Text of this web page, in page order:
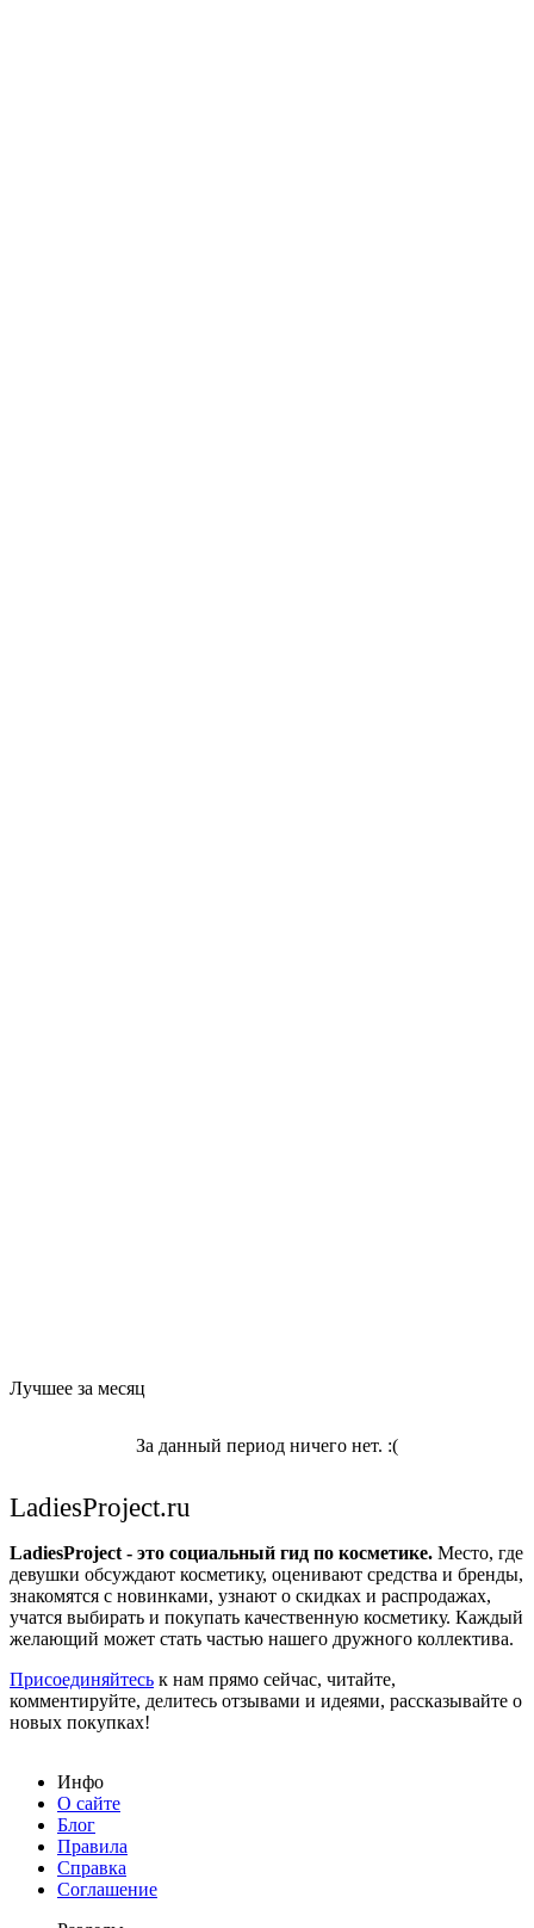
Лучшее за месяц
За данный период ничего нет. :(
LadiesProject.ru
LadiesProject - это социальный гид по косметике. Место, где
девушки обсуждают косметику, оценивают средства и бренды,
знакомятся с новинками, узнают о скидках и распродажах,
учатся выбирать и покупать качественную косметику. Каждый
желающий может стать частью нашего дружного коллектива.
Присоединяйтесь к нам прямо сейчас, читайте,
комментируйте, делитесь отзывами и идеями, рассказывайте о
новых покупках!
Инфо
О сайте
Блог
Правила
Справка
Соглашение